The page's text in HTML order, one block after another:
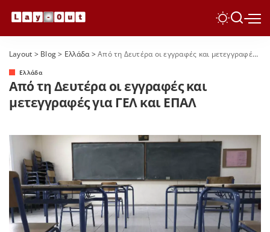
Layout > Blog> Ελλάδα>Από τη Δευτέρα οι εγγραφές και μετεγγραφές για ΓΕΛ και ΕΠΑΛ
Ελλάδα
Από τη Δευτέρα οι εγγραφές και
μετεγγραφές για ΓΕΛ και ΕΠΑΛ